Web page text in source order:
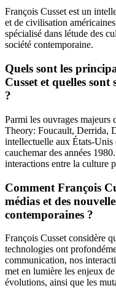
François Cusset est un
et de civilisation
spécialisé dans létude des
société contemporaine.
Quels sont les
Cusset et quelles
?
Parmi les ouvrages majeurs
Theory: Foucault, Derrida,
intellectuelle aux États-
cauchemar des années
interactions entre la culture
Comment François
médias et des
contemporaines ?
François Cusset considère
technologies ont
communication, nos
met en lumière les enjeux
évolutions, ainsi que les